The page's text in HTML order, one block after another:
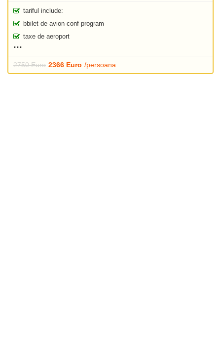
tariful include:
bbilet de avion conf program
taxe de aeroport
2750 Euro 2366 Euro /persoana